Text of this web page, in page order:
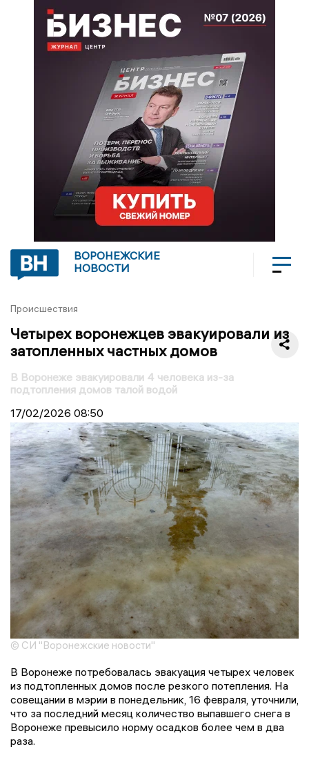
ВОРОНЕЖСКИЕ
НОВОСТИ
Происшествия
Четырех воронежцев эвакуировали из
затопленных частных домов
В Воронеже эвакуировали 4 человека из-за
подтопления домов талой водой
17/02/2026 08:50
© СИ "Воронежские новости"
В Воронеже потребовалась эвакуация четырех человек
из подтопленных домов после резкого потепления. На
совещании в мэрии в понедельник, 16 февраля, уточнили,
что за последний месяц количество выпавшего снега в
Воронеже превысило норму осадков более чем в два
раза.